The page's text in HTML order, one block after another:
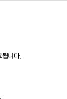
니다.